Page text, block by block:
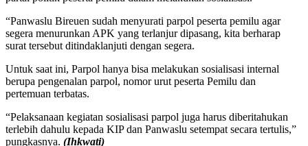
“Panwaslu Bireuen sudah menyurati parpol peserta pemilu agar
segera menurunkan APK yang terlanjur dipasang, kita berharap
surat tersebut ditindaklanjuti dengan segera.
Untuk saat ini, Parpol hanya bisa melakukan sosialisasi internal
berupa pengenalan parpol, nomor urut peserta Pemilu dan
pertemuan terbatas.
“Pelaksanaan kegiatan sosialisasi parpol juga harus diberitahukan
terlebih dahulu kepada KIP dan Panwaslu setempat secara tertulis,”
pungkasnya. (Ihkwati)